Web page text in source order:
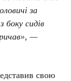
за
боку сидів
—
свою